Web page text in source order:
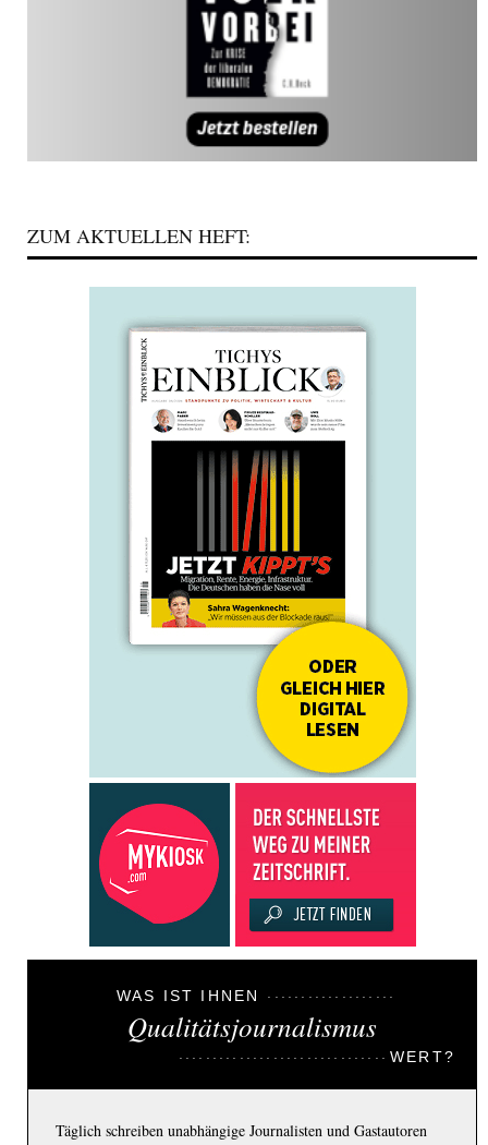
ZUM AKTUELLEN HEFT:
WAS IST IHNEN
Qualitätsjournalismus
WERT?
Täglich schreiben unabhängige Journalisten und Gastautoren